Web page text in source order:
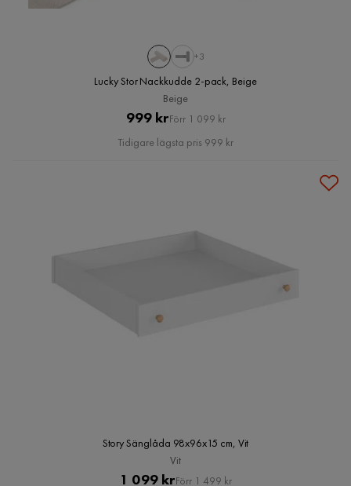
+3
Lucky Stor Nackkudde 2-pack, Beige
Beige
Pris
999 kr Original
Pris
Förr 1 099 kr
Tidigare lägsta pris 999 kr
Story Sänglåda 98x96x15 cm, Vit
Vit
Pris
1 099 krOriginal
Förr 1 499 kr